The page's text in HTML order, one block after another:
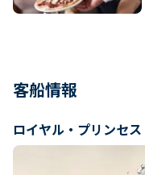
客船情報
ロイヤル・プリンセス